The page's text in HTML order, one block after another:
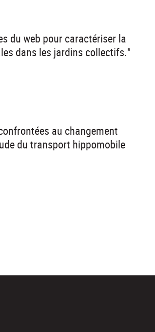
du web pour caractériser la
dans les jardins collectifs."
au changement
du transport hippomobile